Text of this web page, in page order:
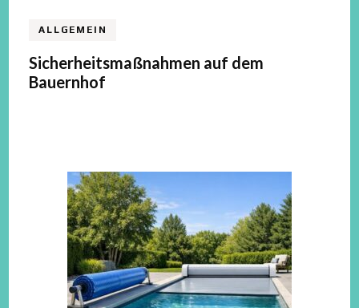
ALLGEMEIN
Sicherheitsmaßnahmen auf dem
Bauernhof